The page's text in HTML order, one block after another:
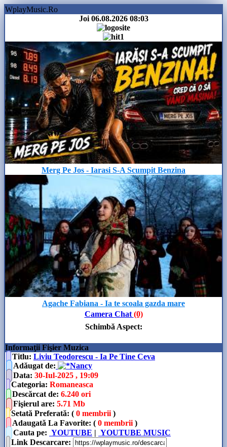
WplayMusic.Ro
Joi 06.08.2026 08:03
Merg Pe Jos - Iarasi S-A Scumpit Benzina
Agache Fabiana - Ia te scoala gazda mare
Camera Chat (0)
Schimbă Aspect:
Informaţii Fişier Muzica
Titlu: Liviu Teodorescu - Ia Pe Tine Ceva
Adăugat de:
Nancy
Data: 30-Iul-2025 , 19:09
Categoria: Romaneasca
Descărcat de: 6.240 ori
Fişierul are: 5.71 Mb
Setată Preferată: ( 0 membrii )
Adaugată La Favorite: ( 0 membrii )
Cauta pe: YOUTUBE | YOUTUBE MUSIC
Link Descarcare: